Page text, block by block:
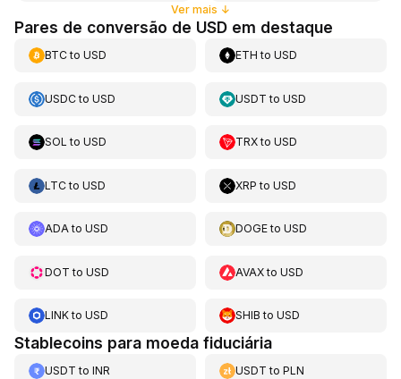
Ver mais ↓
Pares de conversão de USD em destaque
BTCto USD ETH toUSD
USDCto USD USDT toUSD
SOL to USD TRXtoUSD
LTCto USD XRP toUSD
ADAto USD DOGEtoUSD
DOT to USD AVAXtoUSD
LINKto USD SHIB toUSD
Stablecoins para moeda fiduciária
USDT to INR USDT toPLN